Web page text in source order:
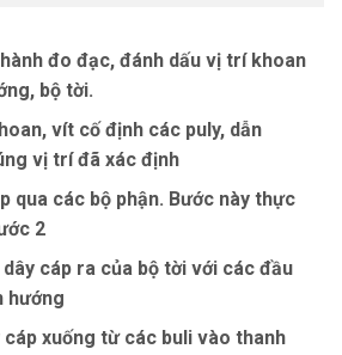
đo đạc, đánh dấu vị trí khoan
bộ tời.
vít cố định các puly, dẫn
vị trí đã xác định
qua các bộ phận. Bước này thực
2
cáp ra của bộ tời với các đầu
hướng
cáp xuống từ các buli vào thanh